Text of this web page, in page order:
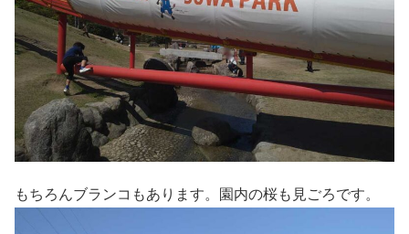
もちろんブランコもあります。園内の桜も見ごろです。